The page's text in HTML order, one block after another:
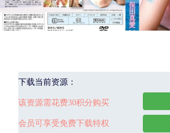
下载当前资源：
该资源需花费30积分购买
会员可享受免费下载特权